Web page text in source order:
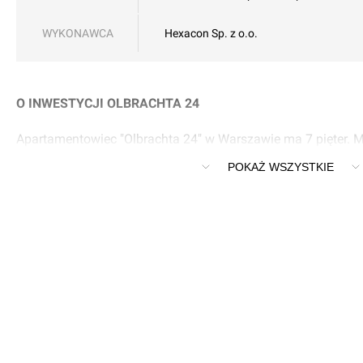
WYKONAWCA Hexacon Sp. z o.o.
O INWESTYCJI OLBRACHTA 24
Apartamentowiec "Olbrachta 24" w Warszawie ma 7 pięter.
antresolą i tyle samo miejsc parkingowych w podziemnej
POKAŻ WSZYSTKIE